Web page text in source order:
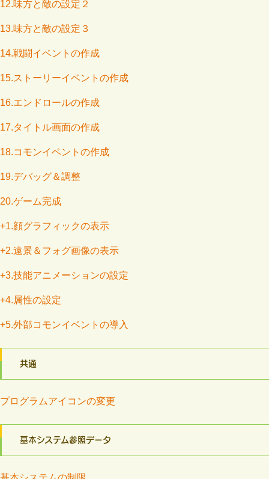
12.味方と敵の設定２
13.味方と敵の設定３
14.戦闘イベントの作成
15.ストーリーイベントの作成
16.エンドロールの作成
17.タイトル画面の作成
18.コモンイベントの作成
19.デバッグ＆調整
20.ゲーム完成
+1.顔グラフィックの表示
+2.遠景＆フォグ画像の表示
+3.技能アニメーションの設定
+4.属性の設定
+5.外部コモンイベントの導入
共通
プログラムアイコンの変更
基本システム参照データ